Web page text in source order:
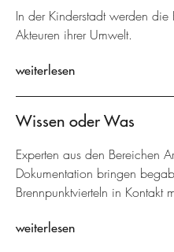
In der Kinderstadt werden die
Akteuren ihrer Umwelt.
weiterlesen
Wissen oder Was
Experten aus den Bereichen
Dokumentation bringen
Brennpunktvierteln in Kontakt
weiterlesen